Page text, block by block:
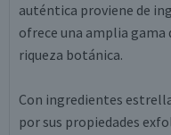
auténtica proviene de
ofrece una amplia gama
riqueza botánica.
Con ingredientes
por sus propiedades